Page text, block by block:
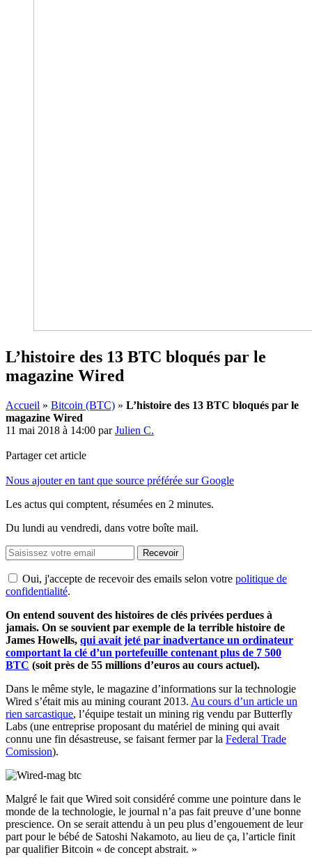
L’histoire des 13 BTC bloqués par le
magazine Wired
Accueil » Bitcoin (BTC) » L’histoire des 13 BTC bloqués par le
magazine Wired
11 mai 2018 à 14:00 parJulien C.
Partager cet article
Nous ajouter en tant que source préférée sur Google
Les actus qui comptent, résumées en 2 minutes.
Du lundi au vendredi, dans votre boîte mail.
Recevoir
Oui, j'accepte de recevoir des emails selon votre politique de
confidentialité.
On entend souvent des histoires de clés privées perdues à
jamais. On se souvient par exemple de la terrible histoire de
James Howells, qui avait jeté par inadvertance un ordinateur
comportant la clé d’un portefeuille contenant plus de 7 500
BTC (soit près de 55 millions d’euros au cours actuel).
Dans le même style, le magazine d’informations sur la technologie
Wired s’était mis au mining courant 2013. Au cours d’un article un
rien sarcastique, l’équipe testait un mining rig vendu par Butterfly
Labs (une entreprise proposant du matériel de mining qui avait
connu une fin désastreuse, se faisant fermer par la Federal Trade
Comission).
Malgré le fait que Wired soit considéré comme une pointure dans le
monde de la technologie, le journal n’a pas fait preuve d’une bonne
prescience. On se serait attendu à un peu plus d’engouement de leur
part pour le bébé de Satoshi Nakamoto, au lieu de ça, l’article finit
par qualifier Bitcoin « de concept abstrait. »